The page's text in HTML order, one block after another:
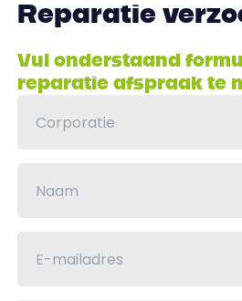
Reparatie
Vul onderstaand
reparatie afspraak te